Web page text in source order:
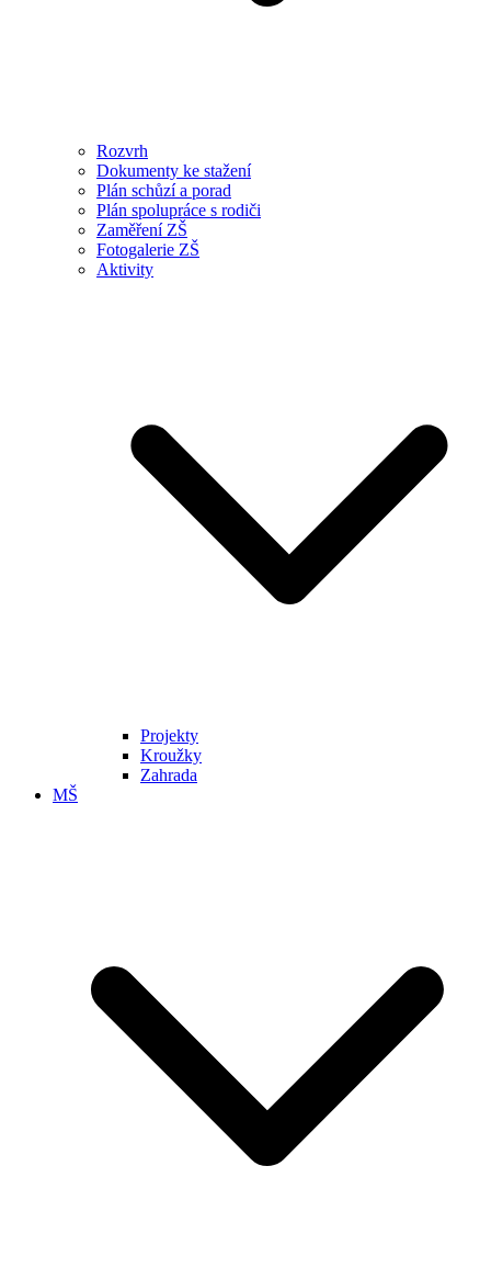
Rozvrh
Dokumenty ke stažení
Plán schůzí a porad
Plán spolupráce s rodiči
Zaměření ZŠ
Fotogalerie ZŠ
Aktivity
Projekty
Kroužky
Zahrada
MŠ